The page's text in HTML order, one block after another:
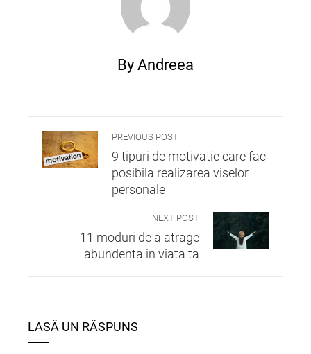
By Andreea
PREVIOUS POST
9 tipuri de motivatie care fac
posibila realizarea viselor
personale
NEXT POST
11 moduri de a atrage
abundenta in viata ta
LASĂ UN RĂSPUNS